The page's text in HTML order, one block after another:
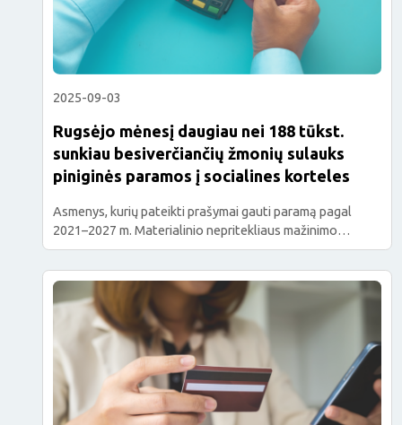
2025-09-03
Rugsėjo mėnesį daugiau nei 188 tūkst.
sunkiau besiverčiančių žmonių sulauks
piniginės paramos į socialines korteles
Asmenys, kurių pateikti prašymai gauti paramą pagal
2021–2027 m. Materialinio nepritekliaus mažinimo
programą, finansuojamą Europos socialinio fondo plius
lėšomis, buvo patenkinti iki 2025 m. rugpjūčio 29 d.
(imtinai), yra įtraukti į 2025 m. trečiojo ketvirčio paramos
gavėjų sąrašus. Planuojama, kad rugsėjo viduryje daugiau
nei 188 tūkst. nepasiturinčių gyventojų sulauks piniginių
pervedimų į savo pasirinktų prekybos […]